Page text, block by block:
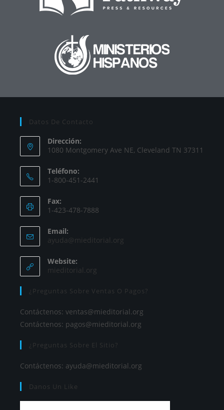
Datos De Contacto
Dirección:
1080 Montgomery Ave NE, Cleveland TN 37311
Teléfono:
1-800-451-2441
Fax:
1-423-478-7888
Email:
ayuda@mieditorial.org
Website:
mieditorial.org
¿Preguntas Sobre Ventas O Pagos?
Contáctenos: ventas@mieditorial.org
Contáctenos: pagos@mieditorial.org
¿Preguntas Sobre El Sitio?
Contáctenos: ayuda@mieditorial.org
Danos Un Like